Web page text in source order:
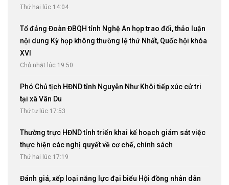
Thứ hai lúc 14:04
Tổ đảng Đoàn ĐBQH tỉnh Nghệ An họp trao đổi, thảo luận
nội dung Kỳ họp không thường lệ thứ Nhất, Quốc hội khóa
XVI
Chủ nhật lúc 19:50
Phó Chủ tịch HĐND tỉnh Nguyễn Như Khôi tiếp xúc cử tri
tại xã Vân Du
Thứ tư lúc 17:53
Thường trực HĐND tỉnh triển khai kế hoạch giám sát việc
thực hiện các nghị quyết về cơ chế, chính sách
Thứ hai lúc 17:19
Đánh giá, xếp loại năng lực đại biểu Hội đồng nhân dân